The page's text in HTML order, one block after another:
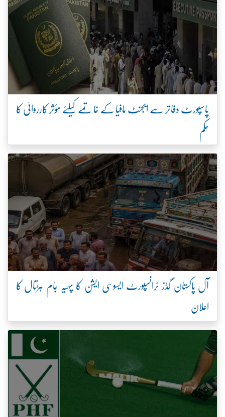
پاسپورٹ دفاتر سے ایجنٹ مافیا کے خاتمے کیلئے مؤثر کارروائی کا
حکم
آل پاکستان گڈز ٹرانسپورٹ ایسوسی ایشن کا پہیہ جام ہڑتال کا
اعلان